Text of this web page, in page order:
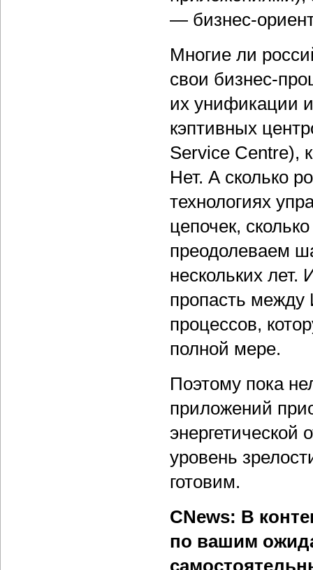
— бизнес-
Многие ли
свои бизнес-
их унификации
кэптивных
Service Centre),
Нет. А сколько
технологиях
цепочек,
преодолеваем
нескольких лет.
пропасть между
процессов,
полной мере.
Поэтому пока
приложений
уровень
готовим.
CNews: В
по вашим